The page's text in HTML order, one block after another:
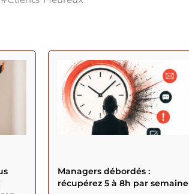
Managers débordés :
récupérez 5 à 8h par semaine